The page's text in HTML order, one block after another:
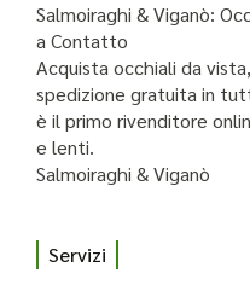
Salmoiraghi & Viganò:
a Contatto
Acquista occhiali da
spedizione gratuita in
è il primo rivenditore
e lenti.
Salmoiraghi & Viganò
Servizi